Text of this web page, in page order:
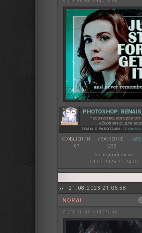
PHOTOSHOP:
творчество, которое
абсолютно для
ТЕМЫ С РАБОТАМИ: ГРАФИКА
СООБЩЕНИЙ:
87
УВАЖЕНИЕ:
+255
Последний визит:
18.07.2026 15:24:07
21.08.2023 21:06:58
NORAI
активный участник